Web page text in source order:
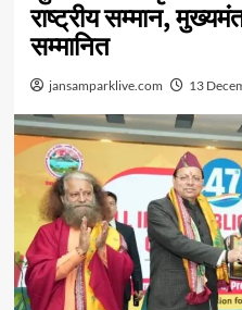
राष्ट्रीय सम्मान,
सम्मानित
jansamparklive.com 13